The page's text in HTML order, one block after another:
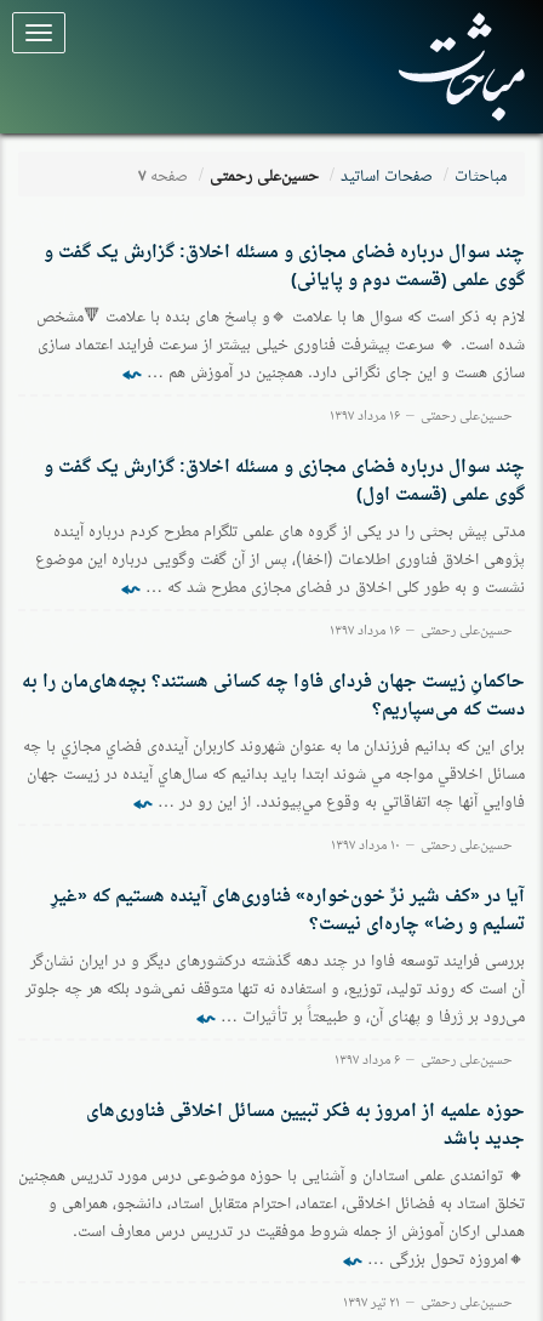
برای
تغییر
کنید
مباحثات
صفحات اساتید حسین‌علی رحمتی صفحه۷
چند سوال درباره فضای مجازی و مسئله اخلاق: گزارش یک گفت و
گوی علمی (قسمت دوم و پایانی)
لازم به ذکر است که سوال ها با علامت 🔹و پاسخ های بنده با علامت 🔻مشخص
شده است. 🔹 سرعت پیشرفت فناوری خیلی بیشتر از سرعت فرایند اعتماد سازی
سازی هست و این جای نگرانی دارد. همچنین در آموزش هم … ⬿
حسین‌علی رحمتی ۱۶ مرداد ۱۳۹۷
چند سوال درباره فضای مجازی و مسئله اخلاق: گزارش یک گفت و
گوی علمی (قسمت اول)
مدتی پیش بحثی را در یکی از گروه های علمی تلگرام مطرح کردم درباره آینده
پژوهی اخلاق فناوری اطلاعات (اخفا)، پس از آن گفت وگویی درباره این موضوع
نشست و به طور کلی اخلاق در فضای مجازی مطرح شد که … ⬿
حسین‌علی رحمتی ۱۶ مرداد ۱۳۹۷
حاکمانِ زیست جهان فردای فاوا چه کسانی هستند؟ بچه‌های‌مان را به
دست که می‌سپاریم؟
برای اين كه بدانيم فرزندان ما به عنوان شهروند كاربران آينده‌ی فضاي مجازي با چه
مسائل اخلاقي مواجه مي شوند ابتدا بايد بدانيم كه سال‌هاي آينده در زيست جهان
فاوايي آنها چه اتفاقاتي به وقوع مي‌پيوندد. از این رو در … ⬿
حسین‌علی رحمتی ۱۰ مرداد ۱۳۹۷
آیا در «کف شیر نرِّ خون‌خواره» فناوری‌های آینده هستیم که «غیرِ
تسلیم و رضا» چاره‌ای نیست؟
بررسی فرایند توسعه فاوا در چند دهه گذشته درکشورهای دیگر و در ایران نشان‌گر
آن است که روند تولید، توزیع، و استفاده نه تنها متوقف نمی‌شود بلکه هر چه جلوتر
می‌رود بر ژرفا و پهنای آن، و طبیعتاً بر تأثیرات … ⬿
حسین‌علی رحمتی ۶ مرداد ۱۳۹۷
حوزه علمیه از امروز به فکر تبیین مسائل اخلاقی فناوری‌های
جدید باشد
🔸 توانمندی علمی استادان و آشنایی با حوزه موضوعی درس مورد تدریس همچنین
تخلق استاد به فضائل اخلاقی، اعتماد، احترام متقابل استاد، دانشجو، همراهی و
همدلی ارکان آموزش از جمله شروط موفقیت در تدریس درس معارف است.
🔸امروزه تحول بزرگی … ⬿
حسین‌علی رحمتی ۲۱ تیر ۱۳۹۷